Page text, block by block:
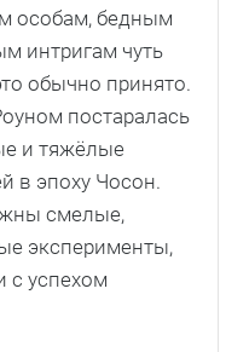
особам, бедным
интригам чуть
обычно принято.
постаралась
и тяжёлые
в эпоху Чосон.
смелые,
эксперименты,
с успехом